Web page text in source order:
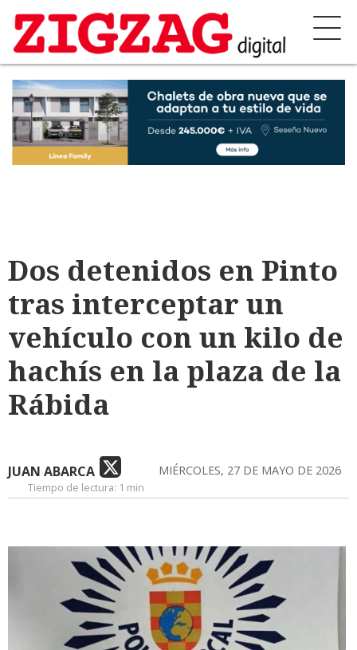
Dos detenidos en Pinto
tras interceptar un
vehículo con un kilo de
hachís en la plaza de la
Rábida
JUAN ABARCA MIÉRCOLES, 27 DE MAYO DE 2026
Tiempo de lectura: 1 min